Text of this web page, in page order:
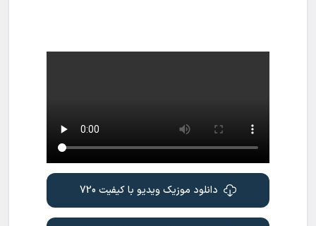
دانلود موزیک ویدیو با کیفیت 720